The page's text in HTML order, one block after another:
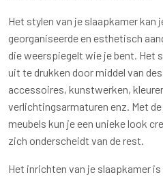
Het stylen van je slaapkamer kan
georganiseerde en esthetisch
die weerspiegelt wie je bent. Het
uit te drukken door middel van
accessoires, kunstwerken,
verlichtingsarmaturen enz. Met
meubels kun je een unieke look
zich onderscheidt van de rest.
Het inrichten van je slaapkamer